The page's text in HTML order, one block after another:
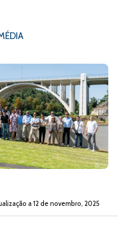
a 12 de novembro, 2025